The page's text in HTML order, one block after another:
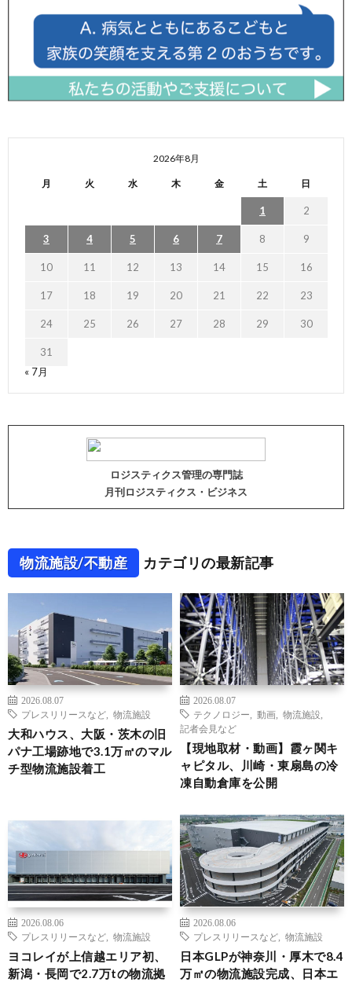
2026年8月
月 火 水 木 金 土 日
1 2
3 4 5 6 7 8 9
10 11 12 13 14 15 16
17 18 19 20 21 22 23
24 25 26 27 28 29 30
31
« 7月
ロジスティクス管理の専門誌
月刊ロジスティクス・ビジネス
物流施設/不動産 カテゴリの最新記事
2026.08.07
プレスリリースなど
物流施設
大和ハウス、大阪・茨木の旧
パナ工場跡地で3.1万㎡のマル
チ型物流施設着工
2026.08.07
テクノロジー
動画 物流施設
記者会見など
【現地取材・動画】霞ヶ関キ
ャピタル、川崎・東扇島の冷
凍自動倉庫を公開
2026.08.06
プレスリリースなど
物流施設
ヨコレイが上信越エリア初、
新潟・長岡で2.7万tの物流拠
2026.08.06
プレスリリースなど
物流施設
日本GLPが神奈川・厚木で8.4
万㎡の物流施設完成、日本エ